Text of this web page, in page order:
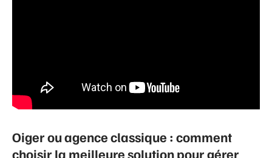
Oiger ou agence classique : comment
choisir la meilleure solution pour gérer